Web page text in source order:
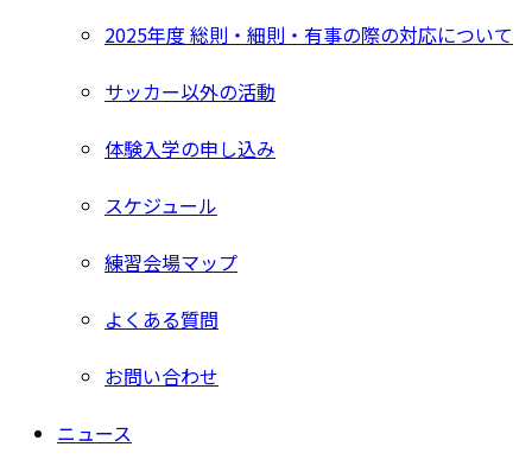
2025年度 総則・細則・有事の際の対応について
サッカー以外の活動
体験入学の申し込み
スケジュール
練習会場マップ
よくある質問
お問い合わせ
ニュース